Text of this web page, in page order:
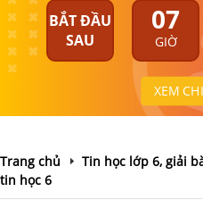
BẮT ĐẦU
SAU
07
GIỜ
XEM
Trang chủ
Tin học lớp 6, giải
tin học 6